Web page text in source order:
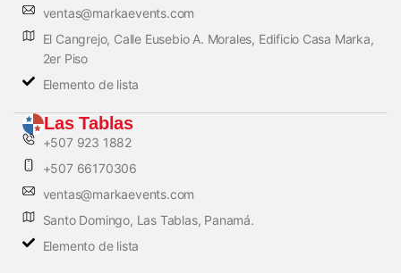
ventas@markaevents.com
El Cangrejo, Calle Eusebio A. Morales, Edificio Casa Marka,
2er Piso
Elemento de lista
Las Tablas
+507 923 1882
+507 66170306
ventas@markaevents.com
Santo Domingo, Las Tablas, Panamá.
Elemento de lista